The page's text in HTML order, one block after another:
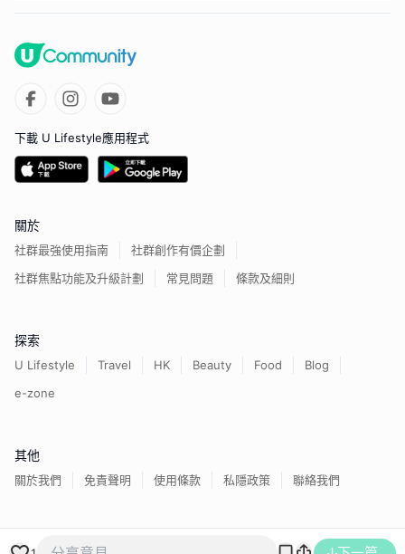
下載 U Lifestyle應用程式
關於
社群最強使用指南
社群創作有價企劃
社群焦點功能及升級計劃
常見問題 條款及細則
探索
U Lifestyle Travel HK Beauty Food
Blog
e-zone
其他
關於我們 免責聲明 使用條款 私隱政策 聯絡我們
香港經濟日報版權所有©